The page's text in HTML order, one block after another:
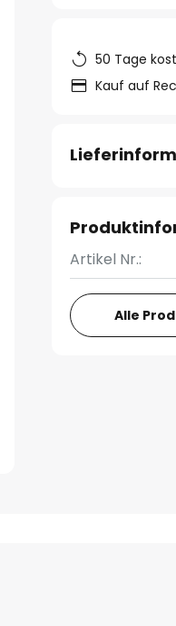
50 Tage
Kauf auf
Artikel Nr.:
Alle